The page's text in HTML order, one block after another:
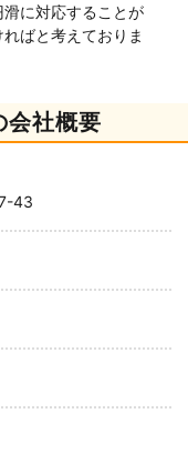
に対応することが
ばと考えておりま
会社概要
43